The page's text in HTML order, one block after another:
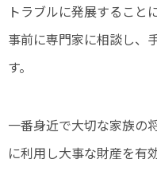
トラブルに発展すること
事前に専門家に相談し、
す。
一番身近で大切な家族の
に利用し大事な財産を有